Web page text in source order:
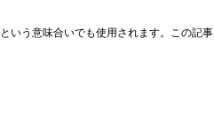
いう意味合いでも使用されます。この記事